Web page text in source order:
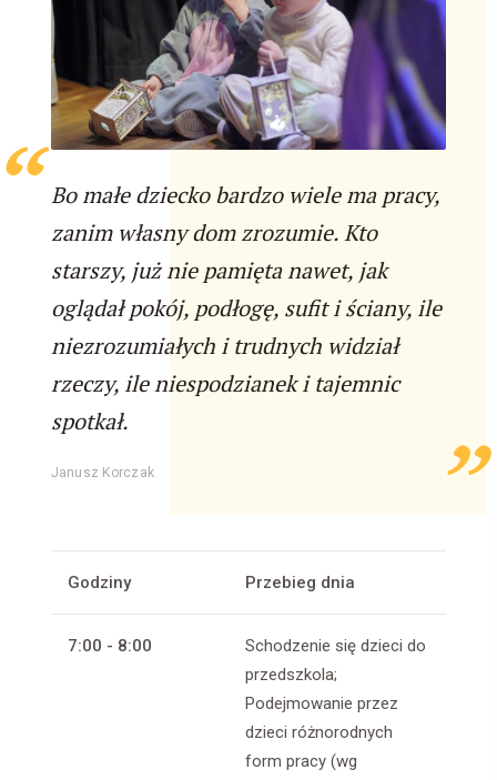
Bo małe dziecko bardzo wiele ma pracy,
zanim własny dom zrozumie. Kto
starszy, już nie pamięta nawet, jak
oglądał pokój, podłogę, sufit i ściany, ile
niezrozumiałych i trudnych widział
rzeczy, ile niespodzianek i tajemnic
spotkał.
Janusz Korczak
Godziny Przebieg dnia
7:00 - 8:00
Schodzenie się dzieci do
przedszkola;
Podejmowanie przez
dzieci różnorodnych
form pracy (wg